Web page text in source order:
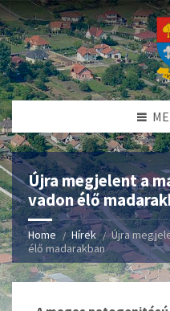
Újra megjelent a
vadon élő
Home Hírek
Újra
élő madarakban